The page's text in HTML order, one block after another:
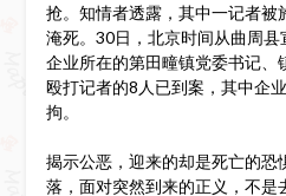
抢。知情者透露，其中一记者被
淹死。30日，北京时间从曲周
企业所在的第田疃镇党委书记、
殴打记者的8人已到案，其中企
拘。
揭示公恶，迎来的却是死亡的恐
落，面对突然到来的正义，不是